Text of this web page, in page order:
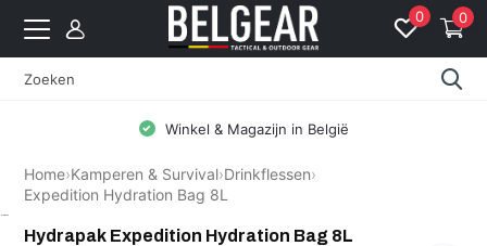
0 0
Winkel & Magazijn in België
Home›Kamperen & Survival›Drinkflessen›
Expedition Hydration Bag 8L
Hydrapak Expedition Hydration Bag 8L